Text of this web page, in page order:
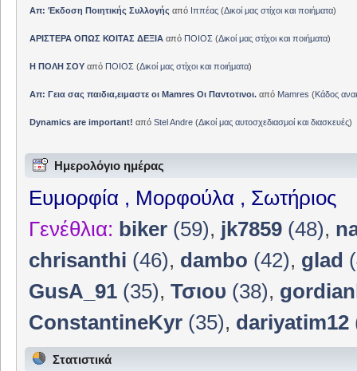
Απ: Έκδοση Ποιητικής Συλλογής από Ιππέας(Δικοί μας στίχοι και ποιήματα)
ΑΡΙΣΤΕΡΑ ΟΠΩΣ ΚΟΙΤΑΣ ΔΕΞΙΑαπό ΠΟΙΟΣ (Δικοί μας στίχοι και ποιήματα)
Η ΠΟΛΗ ΣΟΥαπό ΠΟΙΟΣ (Δικοί μας στίχοι και ποιήματα)
Απ: Γεια σας παιδια,ειμαστε οι Mamres Οι Παντοτινοι.από Mamres (Κάδος
Dynamics are important! από Stel Andre(Δικοί μας αυτοσχεδιασμοί και διασκευές)
Ημερολόγιο ημέρας
Ευμορφία , Μορφούλα , Σωτήριος
Γενέθλια: biker (59), jk7859 (48),
chrisanthi (46), dambo (42), glad
GusA_91 (35),Τσιου (38),
ConstantineKyr (35), dariyatim12
Στατιστικά